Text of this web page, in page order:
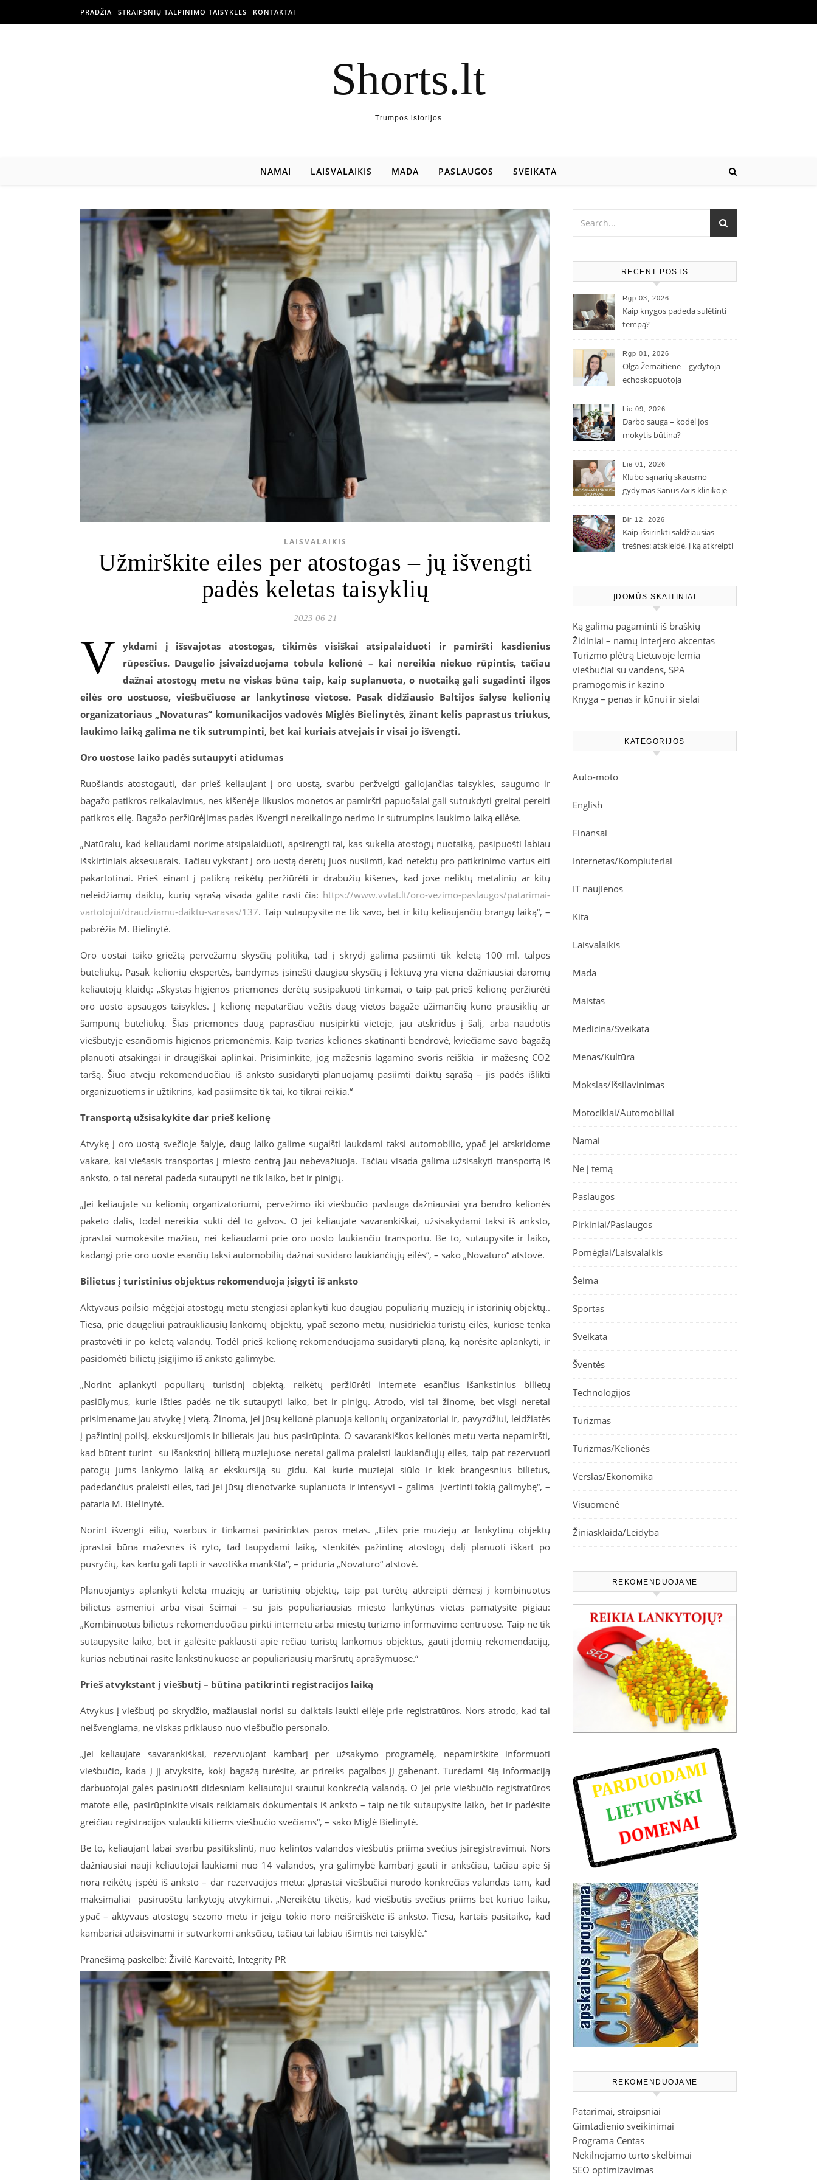
PRADŽIA STRAIPSNIŲ TALPINIMO TAISYKLĖS KONTAKTAI
Shorts.lt
Trumpos istorijos
NAMAI LAISVALAIKIS MADA PASLAUGOS SVEIKATA
LAISVALAIKIS
Užmirškite eiles per atostogas – jų išvengti
padės keletas taisyklių
2023 06 21
V
ykdami į išsvajotas atostogas, tikimės visiškai atsipalaiduoti ir pamiršti kasdienius
rūpesčius. Daugelio įsivaizduojama tobula kelionė – kai nereikia niekuo rūpintis, tačiau
dažnai atostogų metu ne viskas būna taip, kaip suplanuota, o nuotaiką gali sugadinti ilgos
eilės oro uostuose, viešbučiuose ar lankytinose vietose. Pasak didžiausio Baltijos šalyse kelionių
organizatoriaus „Novaturas“ komunikacijos vadovės Miglės Bielinytės, žinant kelis paprastus triukus,
laukimo laiką galima ne tik sutrumpinti, bet kai kuriais atvejais ir visai jo išvengti.
Oro uostose laiko padės sutaupyti atidumas
Ruošiantis atostogauti, dar prieš keliaujant į oro uostą, svarbu peržvelgti galiojančias taisykles, saugumo ir
bagažo patikros reikalavimus, nes kišenėje likusios monetos ar pamiršti papuošalai gali sutrukdyti greitai pereiti
patikros eilę. Bagažo peržiūrėjimas padės išvengti nereikalingo nerimo ir sutrumpins laukimo laiką eilėse.
„Natūralu, kad keliaudami norime atsipalaiduoti, apsirengti tai, kas sukelia atostogų nuotaiką, pasipuošti labiau
išskirtiniais aksesuarais. Tačiau vykstant į oro uostą derėtų juos nusiimti, kad netektų pro patikrinimo vartus eiti
pakartotinai. Prieš einant į patikrą reikėtų peržiūrėti ir drabužių kišenes, kad jose neliktų metalinių ar kitų
neleidžiamų daiktų, kurių sąrašą visada galite rasti čia: https://www.vvtat.lt/oro-vezimo-paslaugos/patarimai-
vartotojui/draudziamu-daiktu-sarasas/137. Taip sutaupysite ne tik savo, bet ir kitų keliaujančių brangų laiką“, –
pabrėžia M. Bielinytė.
Oro uostai taiko griežtą pervežamų skysčių politiką, tad į skrydį galima pasiimti tik keletą 100 ml. talpos
buteliukų. Pasak kelionių ekspertės, bandymas įsinešti daugiau skysčių į lėktuvą yra viena dažniausiai daromų
keliautojų klaidų: „Skystas higienos priemones derėtų susipakuoti tinkamai, o taip pat prieš kelionę peržiūrėti
oro uosto apsaugos taisykles. Į kelionę nepatarčiau vežtis daug vietos bagaže užimančių kūno prausiklių ar
šampūnų buteliukų. Šias priemones daug paprasčiau nusipirkti vietoje, jau atskridus į šalį, arba naudotis
viešbutyje esančiomis higienos priemonėmis. Kaip tvarias keliones skatinanti bendrovė, kviečiame savo bagažą
planuoti atsakingai ir draugiškai aplinkai. Prisiminkite, jog mažesnis lagamino svoris reiškia ir mažesnę CO2
taršą. Šiuo atveju rekomenduočiau iš anksto susidaryti planuojamų pasiimti daiktų sąrašą – jis padės išlikti
organizuotiems ir užtikrins, kad pasiimsite tik tai, ko tikrai reikia.“
Transportą užsisakykite dar prieš kelionę
Atvykę į oro uostą svečioje šalyje, daug laiko galime sugaišti laukdami taksi automobilio, ypač jei atskridome
vakare, kai viešasis transportas į miesto centrą jau nebevažiuoja. Tačiau visada galima užsisakyti transportą iš
anksto, o tai neretai padeda sutaupyti ne tik laiko, bet ir pinigų.
„Jei keliaujate su kelionių organizatoriumi, pervežimo iki viešbučio paslauga dažniausiai yra bendro kelionės
paketo dalis, todėl nereikia sukti dėl to galvos. O jei keliaujate savarankiškai, užsisakydami taksi iš anksto,
įprastai sumokėsite mažiau, nei keliaudami prie oro uosto laukiančiu transportu. Be to, sutaupysite ir laiko,
kadangi prie oro uoste esančių taksi automobilių dažnai susidaro laukiančiųjų eilės“, – sako „Novaturo“ atstovė.
Bilietus į turistinius objektus rekomenduoja įsigyti iš anksto
Aktyvaus poilsio mėgėjai atostogų metu stengiasi aplankyti kuo daugiau populiarių muziejų ir istorinių objektų..
Tiesa, prie daugeliui patraukliausių lankomų objektų, ypač sezono metu, nusidriekia turistų eilės, kuriose tenka
prastovėti ir po keletą valandų. Todėl prieš kelionę rekomenduojama susidaryti planą, ką norėsite aplankyti, ir
pasidomėti bilietų įsigijimo iš anksto galimybe.
„Norint aplankyti populiarų turistinį objektą, reikėtų peržiūrėti internete esančius išankstinius bilietų
pasiūlymus, kurie išties padės ne tik sutaupyti laiko, bet ir pinigų. Atrodo, visi tai žinome, bet visgi neretai
prisimename jau atvykę į vietą. Žinoma, jei jūsų kelionė planuoja kelionių organizatoriai ir, pavyzdžiui, leidžiatės
į pažintinį poilsį, ekskursijomis ir bilietais jau bus pasirūpinta. O savarankiškos kelionės metu verta nepamiršti,
kad būtent turint su išankstinį bilietą muziejuose neretai galima praleisti laukiančiųjų eiles, taip pat rezervuoti
patogų jums lankymo laiką ar ekskursiją su gidu. Kai kurie muziejai siūlo ir kiek brangesnius bilietus,
padedančius praleisti eiles, tad jei jūsų dienotvarkė suplanuota ir intensyvi – galima įvertinti tokią galimybę“, –
pataria M. Bielinytė.
Norint išvengti eilių, svarbus ir tinkamai pasirinktas paros metas. „Eilės prie muziejų ar lankytinų objektų
įprastai būna mažesnės iš ryto, tad taupydami laiką, stenkitės pažintinę atostogų dalį planuoti iškart po
pusryčių, kas kartu gali tapti ir savotiška mankšta“, – priduria „Novaturo“ atstovė.
Planuojantys aplankyti keletą muziejų ar turistinių objektų, taip pat turėtų atkreipti dėmesį į kombinuotus
bilietus asmeniui arba visai šeimai – su jais populiariausias miesto lankytinas vietas pamatysite pigiau:
„Kombinuotus bilietus rekomenduočiau pirkti internetu arba miestų turizmo informavimo centruose. Taip ne tik
sutaupysite laiko, bet ir galėsite paklausti apie rečiau turistų lankomus objektus, gauti įdomių rekomendacijų,
kurias nebūtinai rasite lankstinukuose ar populiariausių maršrutų aprašymuose.“
Prieš atvykstant į viešbutį – būtina patikrinti registracijos laiką
Atvykus į viešbutį po skrydžio, mažiausiai norisi su daiktais laukti eilėje prie registratūros. Nors atrodo, kad tai
neišvengiama, ne viskas priklauso nuo viešbučio personalo.
„Jei keliaujate savarankiškai, rezervuojant kambarį per užsakymo programėlę, nepamirškite informuoti
viešbučio, kada į jį atvyksite, kokį bagažą turėsite, ar prireiks pagalbos jį gabenant. Turėdami šią informaciją
darbuotojai galės pasiruošti didesniam keliautojui srautui konkrečią valandą. O jei prie viešbučio registratūros
matote eilę, pasirūpinkite visais reikiamais dokumentais iš anksto – taip ne tik sutaupysite laiko, bet ir padėsite
greičiau registracijos sulaukti kitiems viešbučio svečiams“, – sako Miglė Bielinytė.
Be to, keliaujant labai svarbu pasitikslinti, nuo kelintos valandos viešbutis priima svečius įsiregistravimui. Nors
dažniausiai nauji keliautojai laukiami nuo 14 valandos, yra galimybė kambarį gauti ir anksčiau, tačiau apie šį
norą reikėtų įspėti iš anksto – dar rezervacijos metu: „Įprastai viešbučiai nurodo konkrečias valandas tam, kad
maksimaliai pasiruoštų lankytojų atvykimui. „Nereikėtų tikėtis, kad viešbutis svečius priims bet kuriuo laiku,
ypač – aktyvaus atostogų sezono metu ir jeigu tokio noro neišreiškėte iš anksto. Tiesa, kartais pasitaiko, kad
kambariai atlaisvinami ir sutvarkomi anksčiau, tačiau tai labiau išimtis nei taisyklė.“
Pranešimą paskelbė: Živilė Karevaitė, Integrity PR
RECENT POSTS
Rgp 03, 2026
Kaip knygos padeda sulėtinti
tempą?
Rgp 01, 2026
Olga Žemaitienė – gydytoja
echoskopuotoja
Lie 09, 2026
Darbo sauga – kodėl jos
mokytis būtina?
Lie 01, 2026
Klubo sąnarių skausmo
gydymas Sanus Axis klinikoje
Bir 12, 2026
Kaip išsirinkti saldžiausias
trešnes: atskleidė, į ką atkreipti
ĮDOMŪS SKAITINIAI
Ką galima pagaminti iš braškių
Židiniai – namų interjero akcentas
Turizmo plėtrą Lietuvoje lemia
viešbučiai su vandens, SPA
pramogomis ir kazino
Knyga – penas ir kūnui ir sielai
KATEGORIJOS
Auto-moto
English
Finansai
Internetas/Kompiuteriai
IT naujienos
Kita
Laisvalaikis
Mada
Maistas
Medicina/Sveikata
Menas/Kultūra
Mokslas/Išsilavinimas
Motociklai/Automobiliai
Namai
Ne į temą
Paslaugos
Pirkiniai/Paslaugos
Pomėgiai/Laisvalaikis
Šeima
Sportas
Sveikata
Šventės
Technologijos
Turizmas
Turizmas/Kelionės
Verslas/Ekonomika
Visuomenė
Žiniasklaida/Leidyba
REKOMENDUOJAME
REKOMENDUOJAME
Patarimai, straipsniai
Gimtadienio sveikinimai
Programa Centas
Nekilnojamo turto skelbimai
SEO optimizavimas